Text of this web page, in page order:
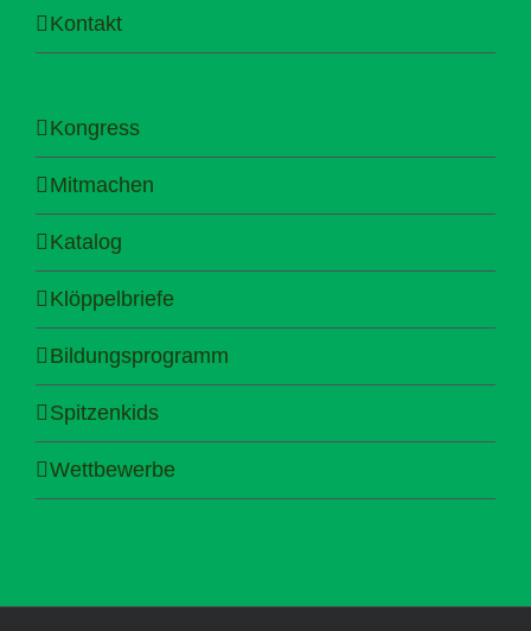
Kontakt
Kongress
Mitmachen
Katalog
Klöppelbriefe
Bildungsprogramm
Spitzenkids
Wettbewerbe